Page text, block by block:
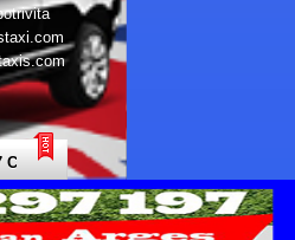
- Transport Privat Limuzine